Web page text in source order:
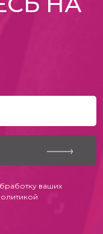
ваших